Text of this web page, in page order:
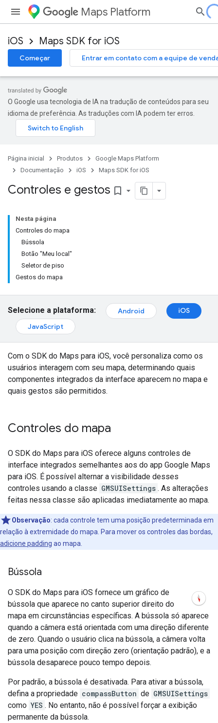
Maps Platform
iOS Maps SDK for iOS
Começar Entrar em contato com a equipe de
O Google usa tecnologia de IA na tradução de conteúdos para seu
idioma de preferência. As traduções com IA podem ter erros.
Página inicial Produtos
Google Maps Platform
Documentação
iOS Maps SDK for iOS
Controles e gestos bookmark_border
Nesta página
Controles do mapa
Bússola
Botão "Meu local"
Seletor de piso
Gestos do mapa
Selecione a plataforma: Android
iOS
JavaScript
Com o SDK do Maps para iOS, você personaliza como os
usuários interagem com seu mapa, determinando quais
componentes integrados da interface aparecem no mapa e
quais gestos são permitidos.
Controles do mapa
O SDK do Maps para iOS oferece alguns controles de
interface integrados semelhantes aos do app Google Maps
para iOS. É possível alternar a visibilidade desses
controles usando a classe GMSUISettings . As alterações
feitas nessa classe são aplicadas imediatamente ao mapa.
Observação: cada controle tem uma posição predeterminada em
relação à extremidade do mapa. Para mover os controles das bordas,
adicione padding ao mapa.
Bússola
O SDK do Maps para iOS fornece um gráfico de
bússola que aparece no canto superior direito do
mapa em circunstâncias específicas. A bússola só aparece
quando a câmera está orientada com uma direção diferente
de zero. Quando o usuário clica na bússola, a câmera volta
para uma posição com direção zero (orientação padrão), e a
bússola desaparece pouco tempo depois.
Por padrão, a bússola é desativada. Para ativar a bússola,
defina a propriedade compassButton de GMSUISettings
como YES . No entanto, não é possível forçar a exibição
permanente da bússola.